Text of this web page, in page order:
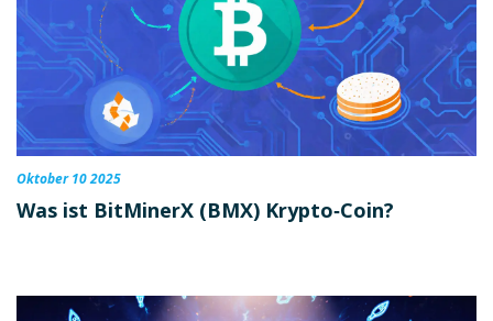
Oktober 10 2025
Was ist BitMinerX (BMX) Krypto‑Coin?